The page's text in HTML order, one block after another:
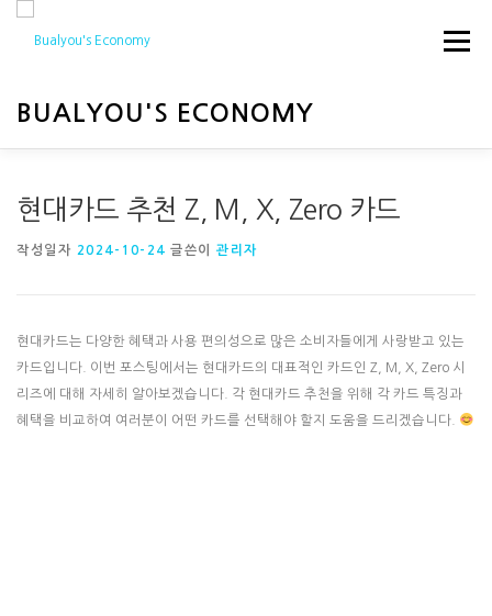
BUALYOU'S ECONOMY
메뉴
현대카드 추천 Z, M, X, Zero 카드
작성일자 2024-10-24 글쓴이 관리자
현대카드는 다양한 혜택과 사용 편의성으로 많은 소비자들에게 사랑받고 있는
카드입니다. 이번 포스팅에서는 현대카드의 대표적인 카드인 Z, M, X, Zero 시
리즈에 대해 자세히 알아보겠습니다. 각 현대카드 추천을 위해 각 카드 특징과
혜택을 비교하여 여러분이 어떤 카드를 선택해야 할지 도움을 드리겠습니다.